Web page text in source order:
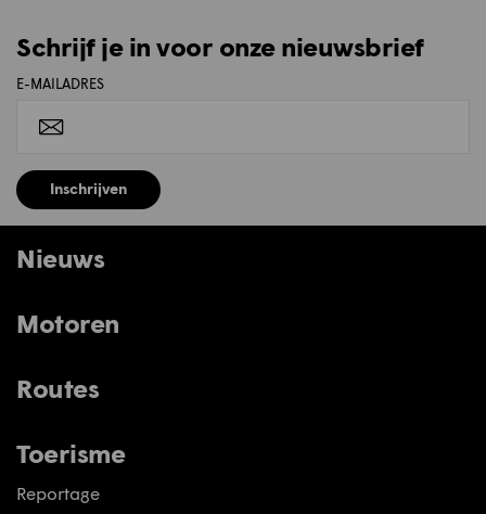
Schrijf je in voor onze nieuwsbrief
E-MAILADRES
Inschrijven
Nieuws
Motoren
Routes
Toerisme
Reportage